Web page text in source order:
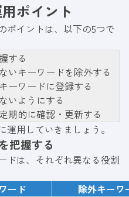
ポイント
ポイントは、以下の5つで
する
いキーワードを除外する
ーワードに登録する
いようにする
期的に確認・更新する
用していきましょう。
把握する
ドは、それぞれ異なる役割
ード
除外キーワ